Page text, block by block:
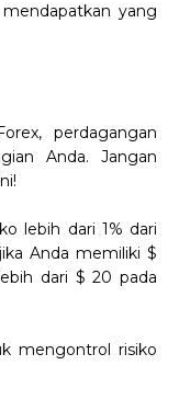
yang
perdagangan
Anda. Jangan
lebih dari 1% dari
Anda memiliki $
dari $ 20 pada
mengontrol risiko